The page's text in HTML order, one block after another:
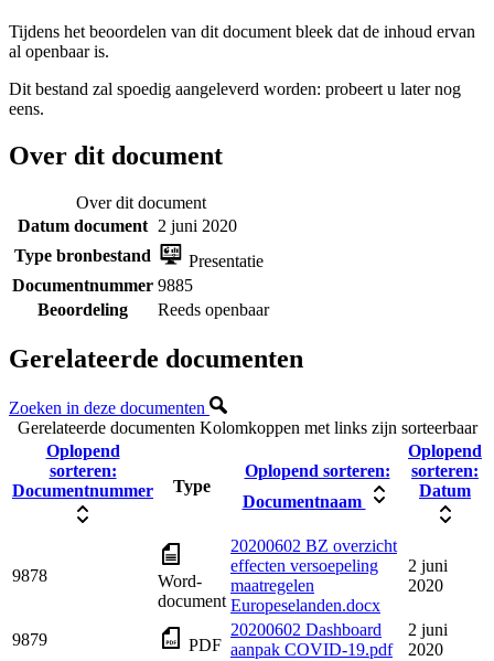
Tijdens het beoordelen van dit document bleek dat de inhoud ervan
al openbaar is.
Dit bestand zal spoedig aangeleverd worden: probeert u later nog
eens.
Over dit document
Over dit document
Datum document 2 juni 2020
Type bronbestand
Presentatie
Documentnummer 9885
Beoordeling
Reeds openbaar
Gerelateerde documenten
Zoeken in deze documenten
Gerelateerde documenten Kolomkoppen met links zijn sorteerbaar
Oplopend
sorteren:
Documentnummer
Type
Oplopend sorteren:
Documentnaam
Oplopend
sorteren:
Datum
9878
Word-
document
20200602 BZ overzicht
effecten versoepeling
maatregelen
Europeselanden.docx
2 juni
2020
9879 PDF
20200602 Dashboard
aanpak COVID-19.pdf
2 juni
2020